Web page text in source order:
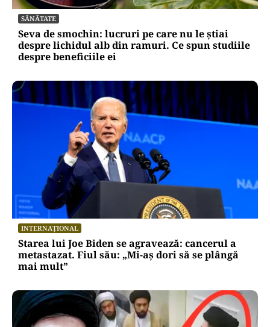
SĂNĂTATE
Seva de smochin: lucruri pe care nu le știai
despre lichidul alb din ramuri. Ce spun studiile
despre beneficiile ei
INTERNAȚIONAL
Starea lui Joe Biden se agravează: cancerul a
metastazat. Fiul său: „Mi-aș dori să se plângă
mai mult”